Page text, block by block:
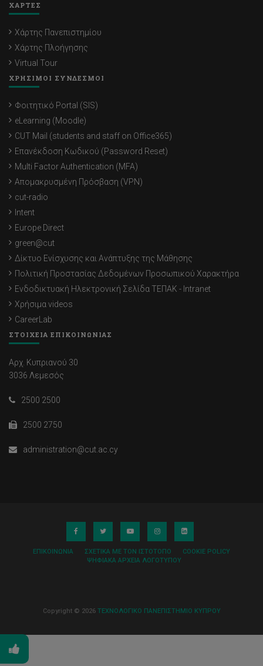
ΧΑΡΤΕΣ
Χάρτης Πανεπιστημίου
Χάρτης Πλοήγησης
Virtual Tour
ΧΡΗΣΙΜΟΙ ΣΥΝΔΕΣΜΟΙ
Φοιτητικό Portal (SIS)
eLearning (Moodle)
CUT Mail (students and staff on Office365)
Επανέκδοση Κωδικού (Password Reset)
Multi Factor Authentication (MFA)
Απομακρυσμένη Πρόσβαση (VPN)
cut-radio
Intent
Europe Direct
green@cut
Δίκτυο Ενίσχυσης και Ανάπτυξης της Μάθησης
Πολιτική Προστασίας Δεδομένων Προσωπικού Χαρακτήρα
Ενδοδικτυακή Ηλεκτρονική Σελίδα ΤΕΠΑΚ - Intranet
Χρήσιμα videos
CareerLab
ΣΤΟΙΧΕΙΑ ΕΠΙΚΟΙΝΩΝΙΑΣ
Αρχ. Κυπριανού 30
3036 Λεμεσός
2500 2500
2500 2750
administration@cut.ac.cy
ΕΠΙΚΟΙΝΩΝΊΑ ΣΧΕΤΙΚΆ ΜΕ ΤΟΝ ΙΣΤΌΤΟΠΟ
COOKIE POLICY
ΨΗΦΙΑΚΆ ΑΡΧΕΊΑ ΛΟΓΌΤΥΠΟΥ
Copyright © 2026 ΤΕΧΝΟΛΟΓΙΚΟ ΠΑΝΕΠΙΣΤΗΜΙΟ ΚΥΠΡΟΥ